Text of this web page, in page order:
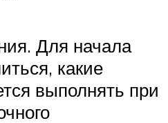
Для начала
какие
выполнять при